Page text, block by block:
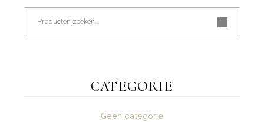
Zoeken
CATEGORIE
Geen categorie